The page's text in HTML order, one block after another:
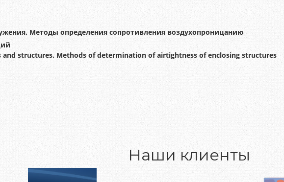
Методы определения сопротивления воздухопроницанию
and structures. Methods of determination of airtightness of enclosing structures
Наши клиенты